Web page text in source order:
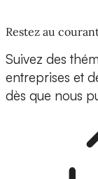
Restez au
Suivez des
entreprises et
dès que nous